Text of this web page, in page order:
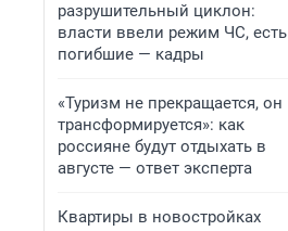
разрушительный циклон:
власти ввели режим ЧС, есть
погибшие — кадры
«Туризм не прекращается, он
трансформируется»: как
россияне будут отдыхать в
августе — ответ эксперта
Квартиры в новостройках